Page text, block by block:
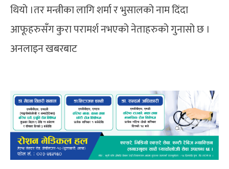
थियो ।तर मन्त्रीका लागि शर्मा र भुसालको नाम दिंदा
आफूहरुसँग कुरा परामर्श नभएको नेताहरुको गुनासो छ ।
अनलाइन खबरबाट